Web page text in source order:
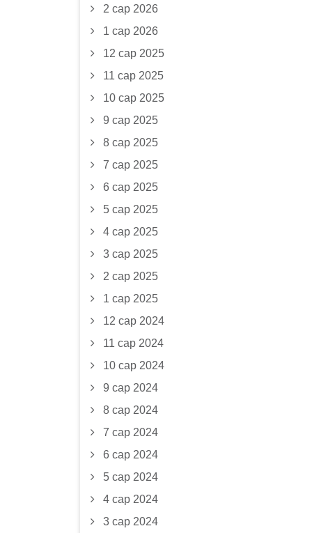
2 сар 2026
1 сар 2026
12 сар 2025
11 сар 2025
10 сар 2025
9 сар 2025
8 сар 2025
7 сар 2025
6 сар 2025
5 сар 2025
4 сар 2025
3 сар 2025
2 сар 2025
1 сар 2025
12 сар 2024
11 сар 2024
10 сар 2024
9 сар 2024
8 сар 2024
7 сар 2024
6 сар 2024
5 сар 2024
4 сар 2024
3 сар 2024